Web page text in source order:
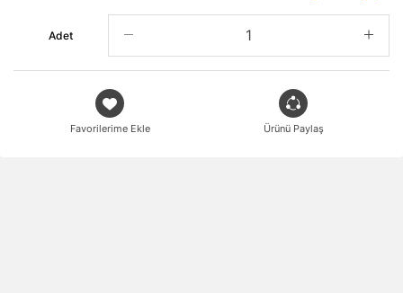
Adet
Favorilerime Ekle Ürünü Paylaş